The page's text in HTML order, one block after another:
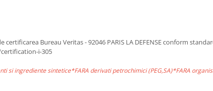
Bureau Veritas - 92046 PARIS LA DEFENSE conform
i-305
si ingrediente sintetice*FARA derivati petrochimici (PEG,SA)*FARA